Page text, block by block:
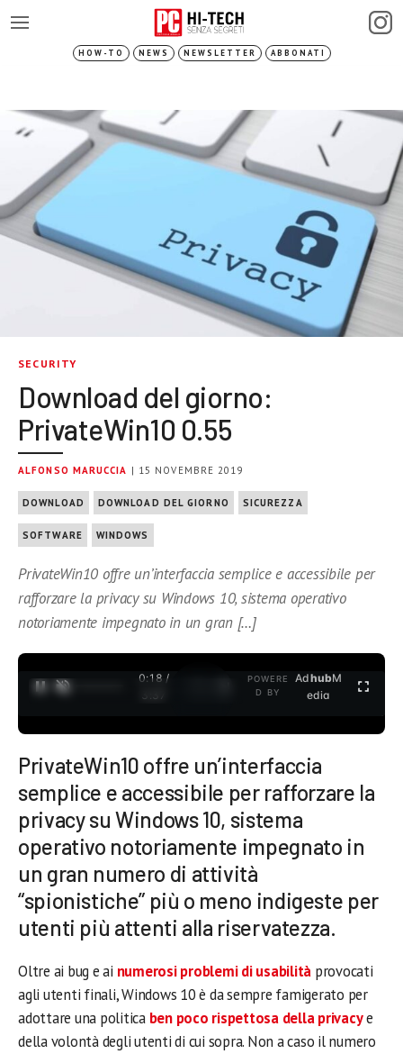
HOW-TO NEWS NEWSLETTER ABBONATI
SECURITY
Download del giorno:
PrivateWin10 0.55
ALFONSO MARUCCIA | 15 NOVEMBRE 2019
DOWNLOAD DOWNLOAD DEL GIORNO SICUREZZA
SOFTWARE WINDOWS
PrivateWin10 offre un’interfaccia semplice e accessibile per
rafforzare la privacy su Windows 10, sistema operativo
notoriamente impegnato in un gran […]
0:18 /
3:37
POWERE
D BY
AdhubM
edia
PrivateWin10 offre un’interfaccia
semplice e accessibile per rafforzare la
privacy su Windows 10, sistema
operativo notoriamente impegnato in
un gran numero di attività
“spionistiche” più o meno indigeste per
utenti più attenti alla riservatezza.
Oltre ai bug e ai numerosi problemi di usabilità provocati
agli utenti finali, Windows 10 è da sempre famigerato per
adottare una politica ben poco rispettosa della privacye
della volontà degli utenti di cui sopra. Non a caso il numero